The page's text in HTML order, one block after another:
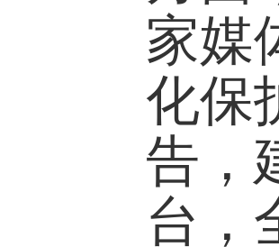
家媒
化保
告，
台，